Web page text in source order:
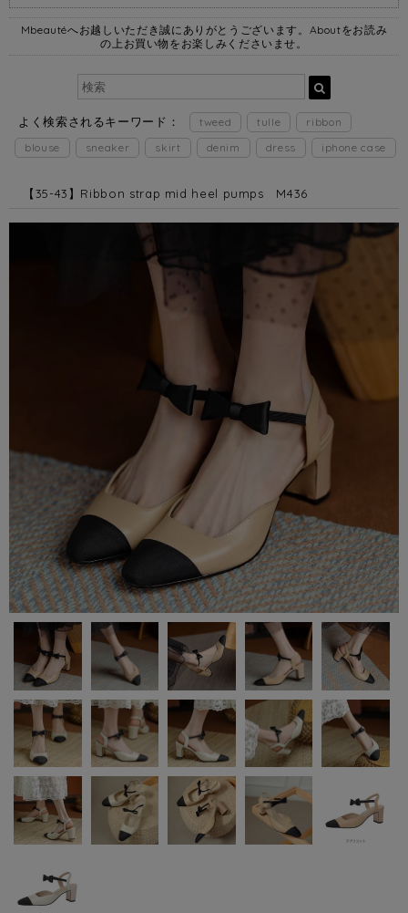
Mbeautéへお越しいただき誠にありがとうございます。Aboutをお読み
の上お買い物をお楽しみくださいませ。
よく検索されるキーワード： tweed tulle
ribbon
blouse
sneaker skirt denim dress iphone case
【35-43】Ribbon strap mid heel pumps M436